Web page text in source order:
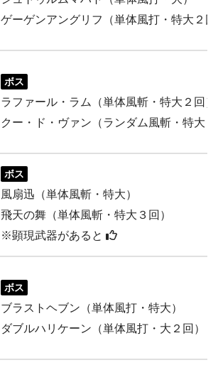
ゲーゲンアングリフ（単体風打・特大２
ボス
ラファール・ラム（単体風斬・特大２回）
クー・ド・ヴァン（ランダム風斬・特大
ボス
風扇迅（単体風斬・特大）
飛天の舞（単体風斬・特大３回）
※顕現武器があると
ボス
ブラストヘブン（単体風打・特大）
ダブルハリケーン（単体風打・大２回）